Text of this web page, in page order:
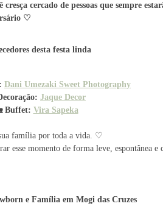
cercado de pessoas que sempre
♡
desta festa linda
Dani Umezaki Sweet Photography
Jaque Decor
Buffet: Vira Sapeka
sua família por toda a vida. ♡
esse momento de forma leve, espontânea
e Família em Mogi das Cruzes